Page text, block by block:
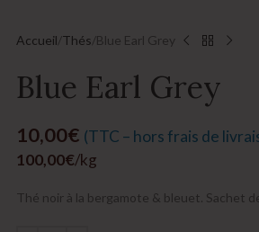
Accueil Thés Blue Earl Grey
Blue Earl Grey
10,00€ (TTC – hors frais de
100,00€/kg
Thé noir à la bergamote & bleuet. Sachet